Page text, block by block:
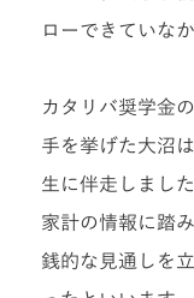
ローできていな
カタリバ奨学金
手を挙げた大沼
生に伴走しまし
家計の情報に踏
銭的な見通しを